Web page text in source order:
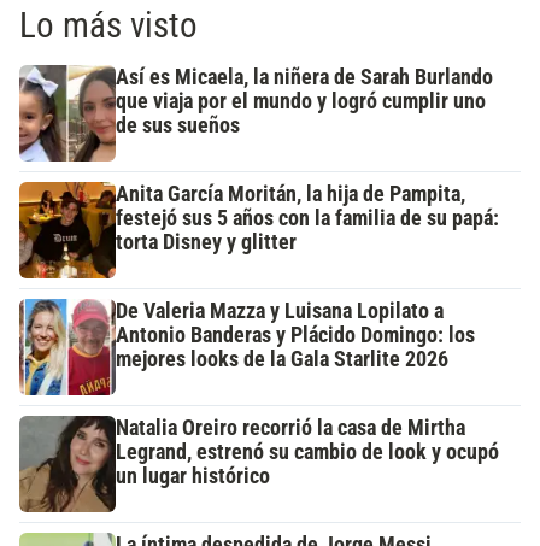
Lo más visto
Así es Micaela, la niñera de Sarah Burlando
que viaja por el mundo y logró cumplir uno
de sus sueños
Anita García Moritán, la hija de Pampita,
festejó sus 5 años con la familia de su papá:
torta Disney y glitter
De Valeria Mazza y Luisana Lopilato a
Antonio Banderas y Plácido Domingo: los
mejores looks de la Gala Starlite 2026
Natalia Oreiro recorrió la casa de Mirtha
Legrand, estrenó su cambio de look y ocupó
un lugar histórico